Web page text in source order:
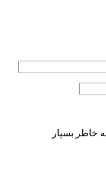
خاطر بسپار